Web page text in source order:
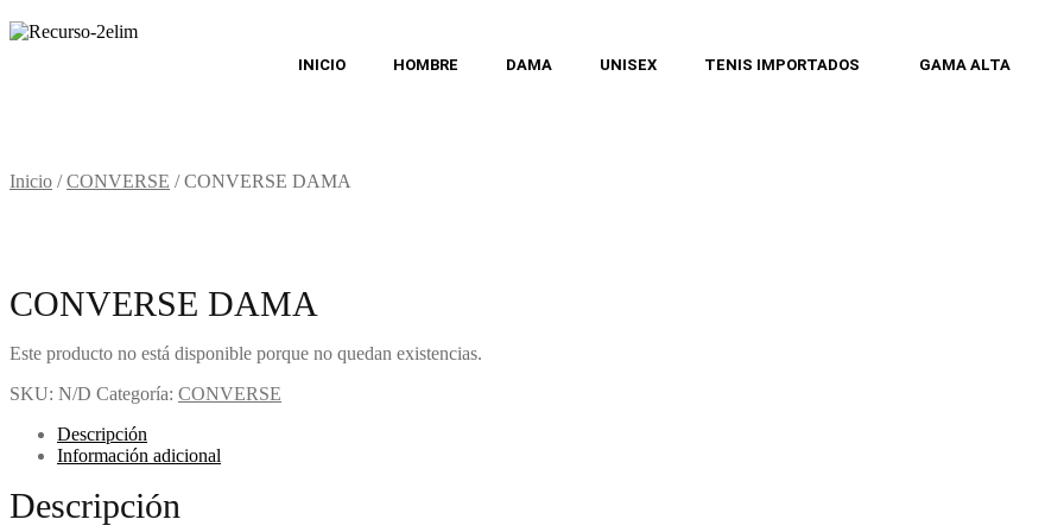
INICIO HOMBRE DAMA UNISEX TENIS IMPORTADOS GAMA ALTA
Inicio /CONVERSE /CONVERSE DAMA
CONVERSE DAMA
Este producto no está disponible porque no quedan existencias.
SKU: N/D Categoría: CONVERSE
Descripción
Información adicional
Descripción